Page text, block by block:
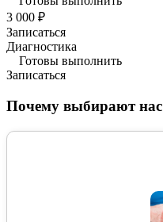
3 000 ₽
Записаться
Диагностика
Готовы выполнить
Записаться
Почему выбирают нас